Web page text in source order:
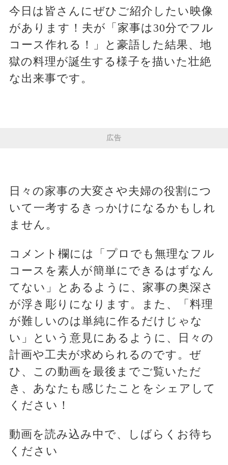
今日は皆さんにぜひご紹介したい映像
があります！夫が「家事は30分でフル
コース作れる！」と豪語した結果、地
獄の料理が誕生する様子を描いた壮絶
な出来事です。
広告
日々の家事の大変さや夫婦の役割につ
いて一考するきっかけになるかもしれ
ません。
コメント欄には「プロでも無理なフル
コースを素人が簡単にできるはずなん
てない」とあるように、家事の奥深さ
が浮き彫りになります。また、「料理
が難しいのは単純に作るだけじゃな
い」という意見にあるように、日々の
計画や工夫が求められるのです。ぜ
ひ、この動画を最後までご覧いただ
き、あなたも感じたことをシェアして
ください！
動画を読み込み中で、しばらくお待ち
ください